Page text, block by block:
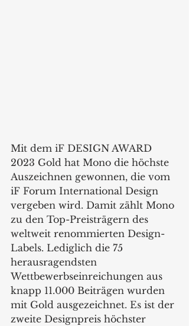
Mit dem iF DESIGN AWARD
2023 Gold hat Mono die höchste
Auszeichnen gewonnen, die vom
iF Forum International Design
vergeben wird. Damit zählt Mono
zu den Top-Preisträgern des
weltweit renommierten Design-
Labels. Lediglich die 75
herausragendsten
Wettbewerbseinreichungen aus
knapp 11.000 Beiträgen wurden
mit Gold ausgezeichnet. Es ist der
zweite Designpreis höchster